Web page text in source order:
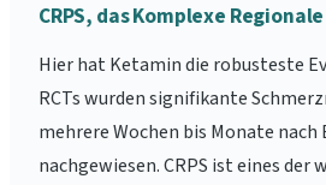
CRPS, das Komplexe
Hier hat Ketamin die robusteste
RCTs wurden signifikante
mehrere Wochen bis Monate
nachgewiesen. CRPS ist eines der